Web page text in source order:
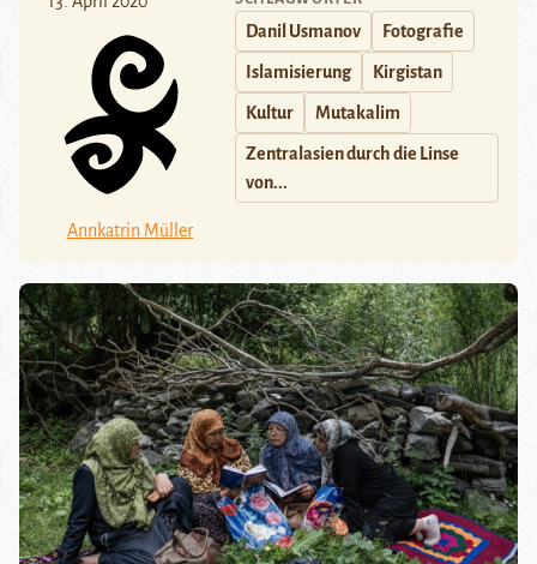
Annkatrin Müller
Danil Usmanov Fotografie
Islamisierung Kirgistan
Kultur Mutakalim
Zentralasien durch die Linse
von...